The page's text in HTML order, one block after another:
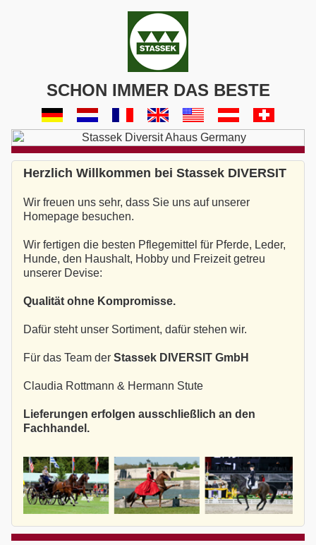
SCHON IMMER DAS BESTE
Herzlich Willkommen bei Stassek DIVERSIT
Wir freuen uns sehr, dass Sie uns auf unserer
Homepage besuchen.
Wir fertigen die besten Pflegemittel für Pferde, Leder,
Hunde, den Haushalt, Hobby und Freizeit getreu
unserer Devise:
Qualität ohne Kompromisse.
Dafür steht unser Sortiment, dafür stehen wir.
Für das Team der Stassek DIVERSIT GmbH
Claudia Rottmann & Hermann Stute
Lieferungen erfolgen ausschließlich an den
Fachhandel.